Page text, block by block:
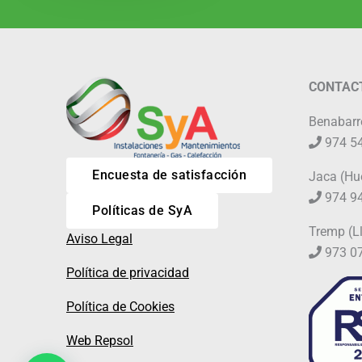
Encuesta de satisfacción
Políticas de SyA
Aviso Legal
Política de privacidad
Política de Cookies
Web Repsol
974
Jaca
974
Tremp
973